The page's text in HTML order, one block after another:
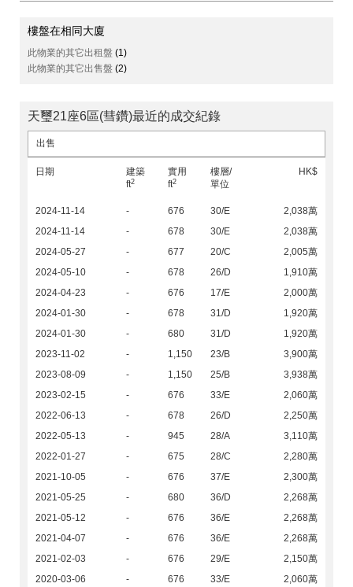
樓盤在相同大廈
此物業的其它出租盤 (1)
此物業的其它出售盤 (2)
天璽21座6區(彗鑽)最近的成交紀錄
出售
日期
建築
ft2
實用
ft2
樓層/
單位
HK$
2024-11-14 - 676 30/E
2,038萬
2024-11-14
- 678 30/E
2,038萬
2024-05-27
- 677 20/C
2,005萬
2024-05-10
- 678 26/D
1,910萬
2024-04-23
- 676 17/E
2,000萬
2024-01-30
- 678 31/D
1,920萬
2024-01-30
- 680 31/D
1,920萬
2023-11-02
- 1,150 23/B
3,900萬
2023-08-09
- 1,150 25/B
3,938萬
2023-02-15
- 676 33/E
2,060萬
2022-06-13
- 678 26/D
2,250萬
2022-05-13
- 945 28/A
3,110萬
2022-01-27
- 675 28/C
2,280萬
2021-10-05
- 676 37/E
2,300萬
2021-05-25
- 680 36/D
2,268萬
2021-05-12
- 676 36/E
2,268萬
2021-04-07
- 676 36/E
2,268萬
2021-02-03
- 676 29/E
2,150萬
2020-03-06
- 676 33/E 2,060萬